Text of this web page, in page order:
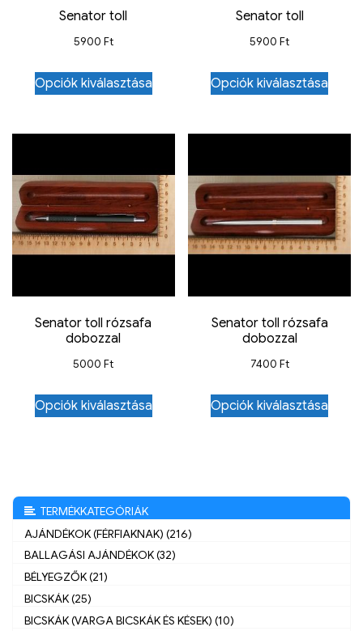
Senator toll
5900 Ft
Opciók kiválasztása
Senator toll
5900Ft
Opciók kiválasztása
Senator toll rózsafa
dobozzal
5000Ft
Opciók kiválasztása
Senator toll rózsafa
dobozzal
7400 Ft
Opciók kiválasztása
TERMÉKKATEGÓRIÁK
AJÁNDÉKOK (FÉRFIAKNAK) (216)
BALLAGÁSI AJÁNDÉKOK (32)
BÉLYEGZŐK (21)
BICSKÁK (25)
BICSKÁK (VARGA BICSKÁK ÉS KÉSEK) (10)